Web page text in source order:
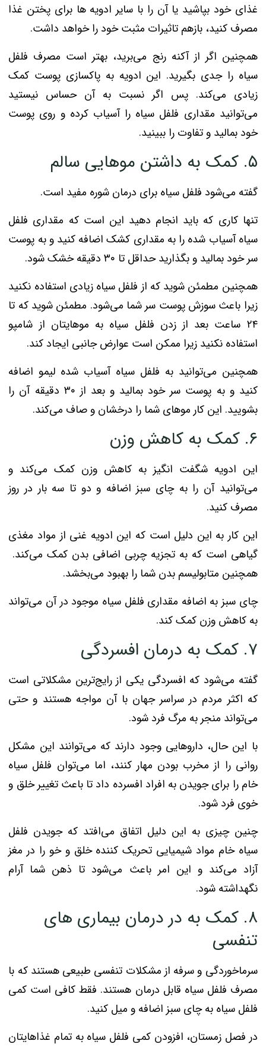
غذای خود بپاشید یا آن را با سایر ادویه ها برای پختن غذا
مصرف کنید، بازهم تاثیرات مثبت خود را خواهد داشت.
همچنین اگر از آکنه رنج می‌برید، بهتر است مصرف فلفل
سیاه را جدی بگیرید. این ادویه به پاکسازی پوست کمک
زیادی می‌کند. پس اگر نسبت به آن حساس نیستید
می‌توانید مقداری فلفل سیاه را آسیاب کرده و روی پوست
خود بمالید و تفاوت را ببینید.
۵. کمک به داشتن موهایی سالم
گفته می‌شود فلفل سیاه برای درمان شوره مفید است.
تنها کاری که باید انجام دهید این است که مقداری فلفل
سیاه آسیاب شده را به مقداری کشک اضافه کنید و به پوست
سر خود بمالید و بگذارید حداقل تا ۳۰ دقیقه خشک شود.
همچنین مطمئن شوید که از فلفل سیاه زیادی استفاده نکنید
زیرا باعث سوزش پوست سر شما می‌شود. مطمئن شوید که تا
۲۴ ساعت بعد از زدن فلفل سیاه به موهایتان از شامپو
استفاده نکنید زیرا ممکن است عوارض جانبی ایجاد کند.
همچنین می‌توانید به فلفل سیاه آسیاب شده لیمو اضافه
کنید و به پوست سر خود بمالید و بعد از ۳۰ دقیقه آن را
بشویید. این کار موهای شما را درخشان و صاف می‌کند.
۶. کمک به کاهش وزن
این ادویه شگفت انگیز به کاهش وزن کمک می‌کند و
می‌توانید آن را به چای سبز اضافه و دو تا سه بار در روز
مصرف کنید.
این کار به این دلیل است که این ادویه غنی از مواد مغذی
گیاهی است که به تجزیه چربی اضافی بدن کمک می‌کند.
همچنین متابولیسم بدن شما را بهبود می‌بخشد.
چای سبز به اضافه مقداری فلفل سیاه موجود در آن می‌تواند
به کاهش وزن کمک کند.
۷. کمک به درمان افسردگی
گفته می‌شود که افسردگی یکی از رایج‌ترین مشکلاتی است
که اکثر مردم در سراسر جهان با آن مواجه هستند و حتی
می‌تواند منجر به مرگ فرد شود.
با این حال، داروهایی وجود دارند که می‌توانند این مشکل
روانی را از مخرب بودن مهار کنند، اما می‌توان فلفل سیاه
خام را برای جویدن به افراد افسرده داد تا باعث تغییر خلق و
خوی فرد شود.
چنین چیزی به این دلیل اتفاق می‌افتد که جویدن فلفل
سیاه خام مواد شیمیایی تحریک کننده خلق و خو را در مغز
آزاد می‌کند و این امر باعث می‌شود تا ذهن شما آرام
نگهداشته شود.
۸. کمک به در درمان بیماری های
تنفسی
سرماخوردگی و سرفه از مشکلات تنفسی طبیعی هستند که با
مصرف فلفل سیاه قابل درمان هستند. فقط کافی است کمی
فلفل سیاه به چای سبز اضافه و میل کنید.
در فصل زمستان، افزودن کمی فلفل سیاه به تمام غذاهایتان